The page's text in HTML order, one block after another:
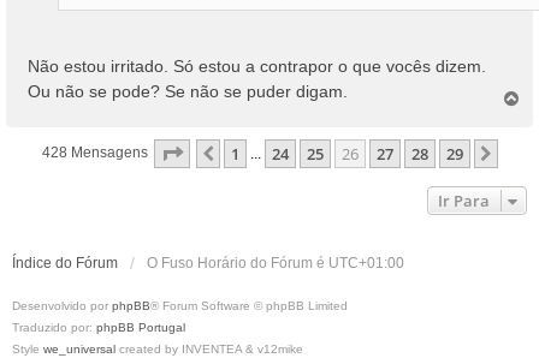
Não estou irritado. Só estou a contrapor o que vocês dizem.
Ou não se pode? Se não se puder digam.
428 Mensagens Página 26De29
Anterior
1 ... 24 25 26 27 28 29
Ir Para
Índice do Fórum O Fuso Horário do Fórum é UTC+01:00
Desenvolvido por phpBB® Forum Software © phpBB Limited
Traduzido por: phpBB Portugal
Style we_universal created by INVENTEA & v12mike